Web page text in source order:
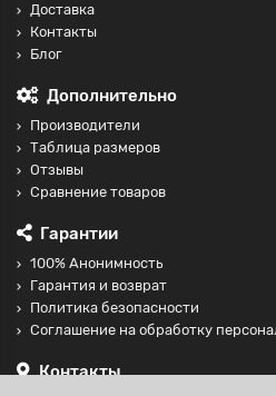
Доставка
Контакты
Блог
Дополнительно
Производители
Таблица размеров
Отзывы
Сравнение товаров
Гарантии
100% Анонимность
Гарантия и возврат
Политика безопасности
Соглашение на обработку
Контакты